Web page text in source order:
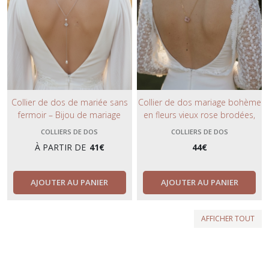
Collier de dos de mariée sans
fermoir – Bijou de mariage
minimaliste avec perles goutte,
création artisanale élégante.
COLLIERS DE DOS
À PARTIR DE 41€
AJOUTER AU PANIER
Collier de dos mariage bohème
en fleurs vieux rose brodées,
perles de cristal rose et
romantique Rosetta.
COLLIERS DE DOS
44€
AJOUTER AU PANIER
AFFICHER TOUT